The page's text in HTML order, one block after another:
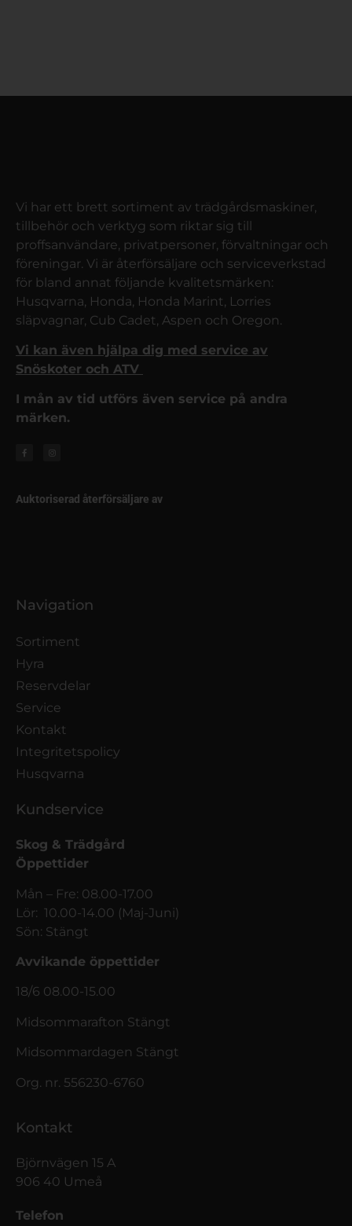
Vi har ett brett sortiment av trädgårdsmaskiner,
tillbehör och verktyg som riktar sig till
proffsanvändare, privatpersoner, förvaltningar och
föreningar. Vi är återförsäljare och serviceverkstad
för bland annat följande kvalitetsmärken:
Husqvarna, Honda, Honda Marint, Lorries
släpvagnar, Cub Cadet, Aspen och Oregon.
Vi kan även hjälpa dig med service av
Snöskoter och ATV
I mån av tid utförs även service på andra
märken.
Auktoriserad återförsäljare av
Navigation
Sortiment
Hyra
Reservdelar
Service
Kontakt
Integritetspolicy
Husqvarna
Kundservice
Skog & Trädgård
Öppettider
Mån – Fre: 08.00-17.00
Lör: 10.00-14.00 (Maj-Juni)
Sön: Stängt
Avvikande öppettider
18/6 08.00-15.00
Midsommarafton Stängt
Midsommardagen Stängt
Org. nr. 556230-6760
Kontakt
Björnvägen 15 A
906 40 Umeå
Telefon